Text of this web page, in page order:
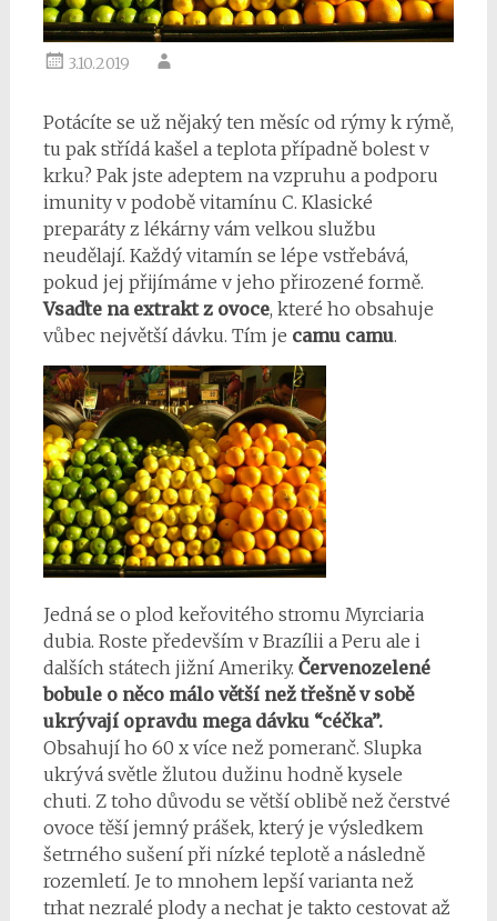
3.10.2019
Potácíte se už nějaký ten měsíc od rýmy k rýmě,
tu pak střídá kašel a teplota případně bolest v
krku? Pak jste adeptem na vzpruhu a podporu
imunity v podobě vitamínu C. Klasické
preparáty z lékárny vám velkou službu
neudělají. Každý vitamín se lépe vstřebává,
pokud jej přijímáme v jeho přirozené formě.
Vsaďte na extrakt z ovoce, které ho obsahuje
vůbec největší dávku. Tím je camu camu.
Jedná se o plod keřovitého stromu Myrciaria
dubia. Roste především v Brazílii a Peru ale i
dalších státech jižní Ameriky. Červenozelené
bobule o něco málo větší než třešně v sobě
ukrývají opravdu mega dávku “céčka”.
Obsahují ho 60 x více než pomeranč. Slupka
ukrývá světle žlutou dužinu hodně kysele
chuti. Z toho důvodu se větší oblibě než čerstvé
ovoce těší jemný prášek, který je výsledkem
šetrného sušení při nízké teplotě a následně
rozemletí. Je to mnohem lepší varianta než
trhat nezralé plody a nechat je takto cestovat až